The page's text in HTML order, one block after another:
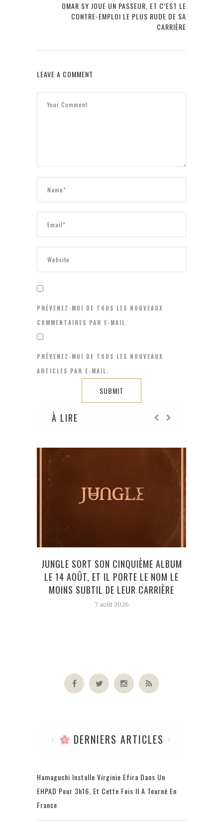
OMAR SY JOUE UN PASSEUR, ET C’EST LE
CONTRE-EMPLOI LE PLUS RUDE DE SA
CARRIÈRE
LEAVE A COMMENT
PRÉVENEZ-MOI DE TOUS LES NOUVEAUX
COMMENTAIRES PAR E-MAIL.
PRÉVENEZ-MOI DE TOUS LES NOUVEAUX
ARTICLES PAR E-MAIL.
À LIRE
JUNGLE SORT SON CINQUIÈME ALBUM
LE 14 AOÛT, ET IL PORTE LE NOM LE
MOINS SUBTIL DE LEUR CARRIÈRE
7 août 2026
DERNIERS ARTICLES
Hamaguchi Installe Virginie Efira Dans Un
EHPAD Pour 3h16, Et Cette Fois Il A Tourné En
France